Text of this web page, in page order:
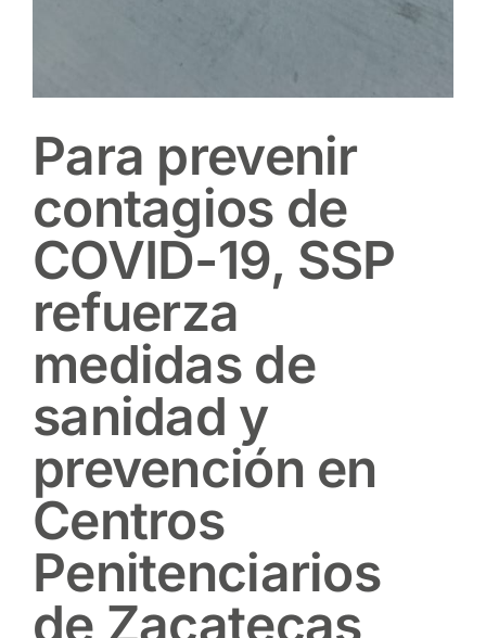
Para prevenir
contagios de
COVID-19, SSP
refuerza
medidas de
sanidad y
prevención en
Centros
Penitenciarios
de Zacatecas